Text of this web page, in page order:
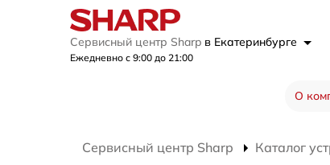
Сервисный центр Sharp в Екатеринбурге
Ежедневно с 9:00 до 21:00
О
Сервисный центр Sharp Каталог